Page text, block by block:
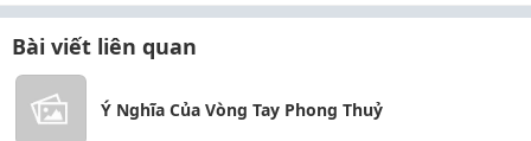
Bài viết liên quan
Ý Nghĩa Của Vòng Tay Phong Thuỷ